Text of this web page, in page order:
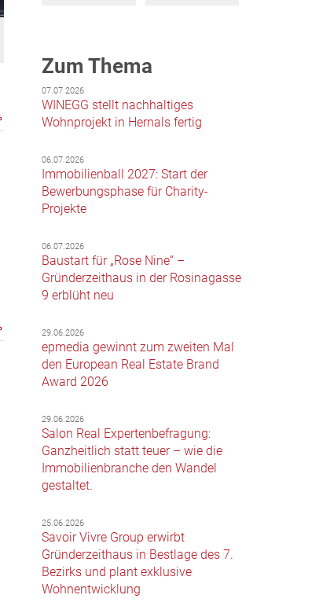
Zum Thema
07.07.2026
WINEGG stellt nachhaltiges
Wohnprojekt in Hernals fertig
06.07.2026
Immobilienball 2027: Start der
Bewerbungsphase für Charity-
Projekte
06.07.2026
Baustart für „Rose Nine“ –
Gründerzeithaus in der Rosinagasse
9 erblüht neu
29.06.2026
epmedia gewinnt zum zweiten Mal
den European Real Estate Brand
Award 2026
29.06.2026
Salon Real Expertenbefragung:
Ganzheitlich statt teuer – wie die
Immobilienbranche den Wandel
gestaltet.
25.06.2026
Savoir Vivre Group erwirbt
Gründerzeithaus in Bestlage des 7.
Bezirks und plant exklusive
Wohnentwicklung